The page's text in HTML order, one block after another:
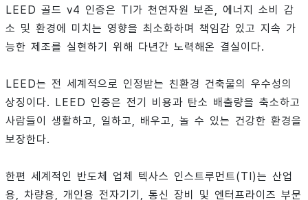
LEED 골드 v4 인증은 TI가 천연자원 보존, 에너지 소비 감
소 및 환경에 미치는 영향을 최소화하며 책임감 있고 지속 가
능한 제조를 실현하기 위해 다년간 노력해온 결실이다.
LEED는 전 세계적으로 인정받는 친환경 건축물의 우수성의
상징이다. LEED 인증은 전기 비용과 탄소 배출량을 축소하고
사람들이 생활하고, 일하고, 배우고, 놀 수 있는 건강한 환경을
보장한다.
한편 세계적인 반도체 업체 텍사스 인스트루먼트(TI)는 산업
용, 차량용, 개인용 전자기기, 통신 장비 및 엔터프라이즈 부문